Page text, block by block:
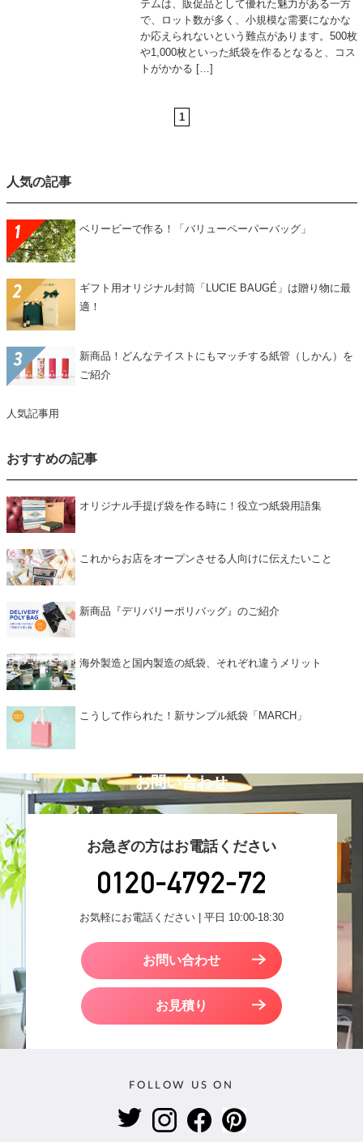
テムは、販促品として優れた魅力がある一方
で、ロット数が多く、小規模な需要になかな
か応えられないという難点があります。500枚
や1,000枚といった紙袋を作るとなると、コス
トがかかる […]
1
人気の記事
ベリービーで作る！「バリューペーパーバッグ」
ギフト用オリジナル封筒「LUCIE BAUGÉ」は贈り物に最
適！
新商品！どんなテイストにもマッチする紙管（しかん）を
ご紹介
人気記事用
おすすめの記事
オリジナル手提げ袋を作る時に！役立つ紙袋用語集
これからお店をオープンさせる人向けに伝えたいこと
新商品『デリバリーポリバッグ』のご紹介
海外製造と国内製造の紙袋、それぞれ違うメリット
こうして作られた！新サンプル紙袋「MARCH」
お問い合わせ
お急ぎの方はお電話ください
お気軽にお電話ください | 平日 10:00-18:30
お問い合わせ
お見積り
FOLLOW US ON